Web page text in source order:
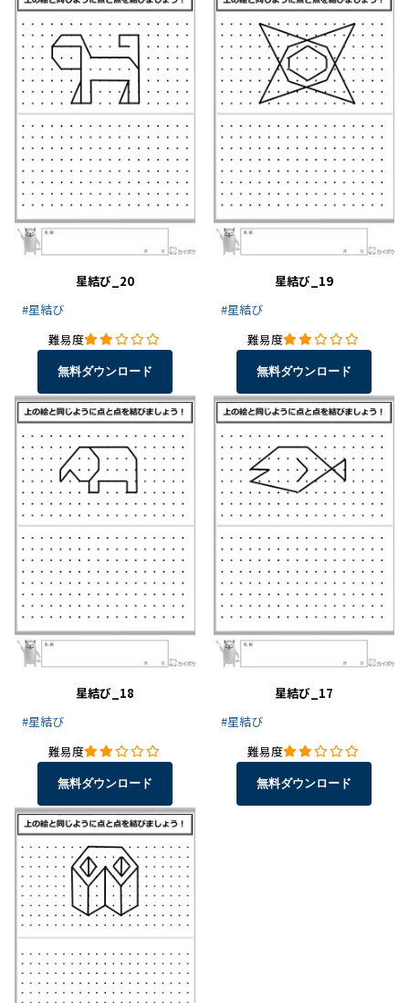
星結び_20
#星結び
難易度
無料ダウンロード
星結び_19
#星結び
難易度
無料ダウンロード
星結び_18
#星結び
難易度
無料ダウンロード
星結び_17
#星結び
難易度
無料ダウンロード